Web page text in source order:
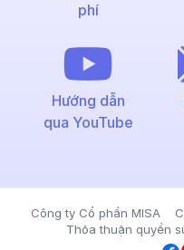
phí
Hướng dẫn
qua YouTube
Công ty Cổ phần MISA
Thỏa thuận quyền